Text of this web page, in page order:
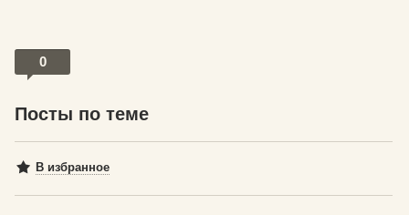
0
Посты по теме
В избранное